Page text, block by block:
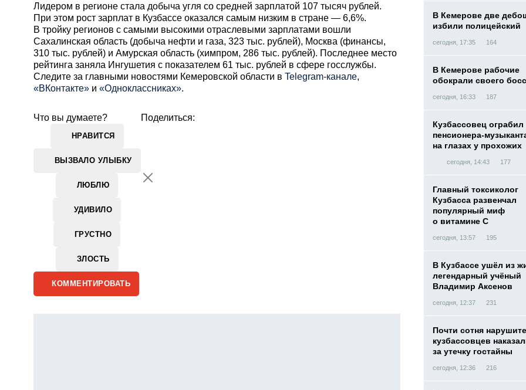
Лидером в регионе стала добыча угля со средней зарплатой 107 тысяч рублей.
При этом рост зарплат в Кузбассе оказался самым низким в стране — 6,6%.
В тройку регионов с самыми высокими отраслевыми зарплатами вошли
Сахалинская область (добыча нефти и газа, 323 тыс. рублей), Москва (финансы,
310 тыс. рублей) и Амурская область (химпром, 286 тыс. рублей). Последнее место
рейтинга заняла Ингушетия с показателем 61 тыс. рублей в сфере госслужбы.
Cледите за главными новостями Кемеровской области в Telegram-канале,
«ВКонтакте» и «Одноклассниках».
Что вы думаете?
НРАВИТСЯ
ВЫЗВАЛО УЛЫБКУ
ЛЮБЛЮ
УДИВИЛО
ГРУСТНО
ЗЛОСТЬ
Поделиться:
КОММЕНТИРОВАТЬ
В Кемерове две
избили полицейский
сегодня, 17:35 164
В Кемерове рабочие
обокрали своего
сегодня, 16:33 187
Кузбассовец ограбил
пенсионера-
на глазах у прохожих
сегодня, 14:43 177
Главный токсиколог
Кузбасса развенчал
популярный миф
о витамине С
сегодня, 13:57 195
В Кузбассе ушёл из
легендарный учёный
Владимир Аксенов
сегодня, 12:37 231
Почти сотня
кузбассовцев
за утечку гостайны
сегодня, 12:36 216